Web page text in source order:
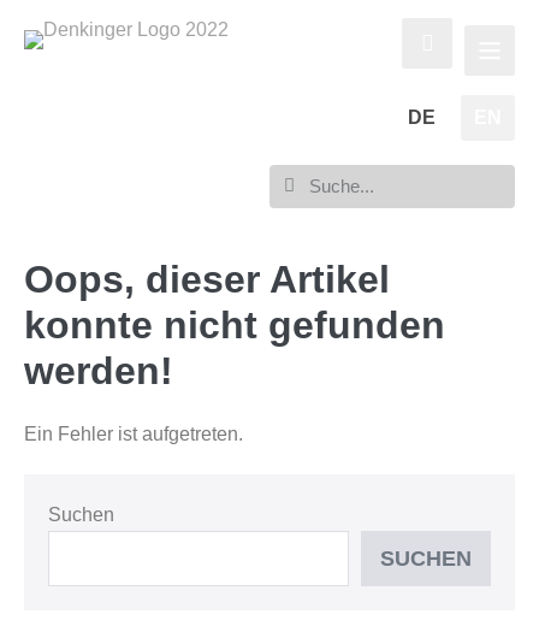
DE
Oops, dieser Artikel
konnte nicht gefunden
werden!
Ein Fehler ist aufgetreten.
Suchen
SUCHEN